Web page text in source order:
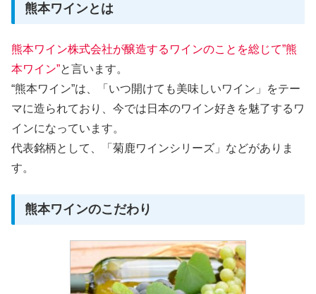
熊本ワインとは
熊本ワイン株式会社が醸造するワインのことを総じて”熊
本ワイン”と言います。
“熊本ワイン”は、「いつ開けても美味しいワイン」をテー
マに造られており、今では日本のワイン好きを魅了するワ
インになっています。
代表銘柄として、「菊鹿ワインシリーズ」などがありま
す。
熊本ワインのこだわり